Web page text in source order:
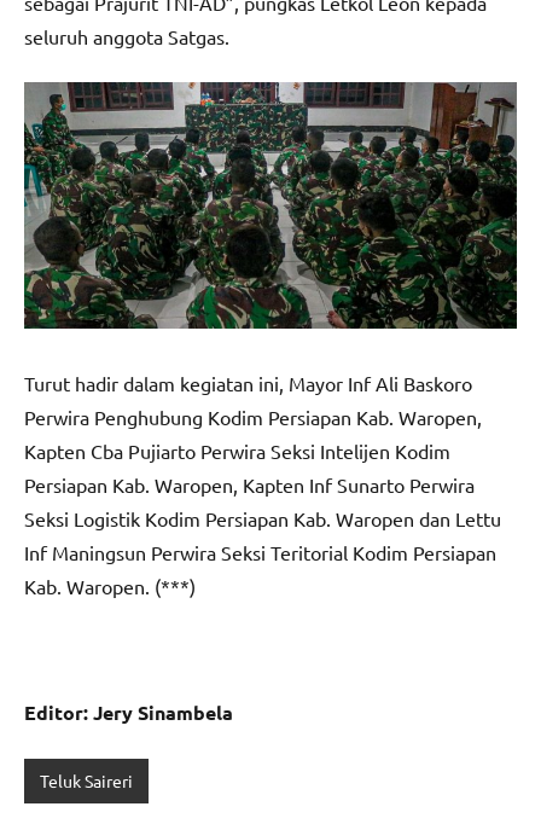
seluruh anggota Satgas.
Turut hadir dalam kegiatan ini, Mayor Inf Ali Baskoro
Perwira Penghubung Kodim Persiapan Kab. Waropen,
Kapten Cba Pujiarto Perwira Seksi Intelijen Kodim
Persiapan Kab. Waropen, Kapten Inf Sunarto Perwira
Seksi Logistik Kodim Persiapan Kab. Waropen dan Lettu
Inf Maningsun Perwira Seksi Teritorial Kodim Persiapan
Kab. Waropen. (***)
Editor: Jery Sinambela
Teluk Saireri